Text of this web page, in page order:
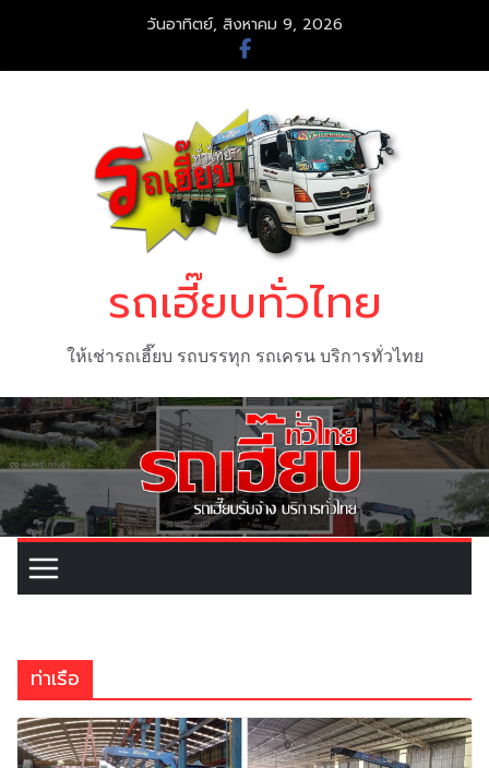
content
วันอาทิตย์, สิงหาคม 9, 2026
รถเฮี๊ยบทั่วไทย
ให้เช่ารถเฮี๊ยบ รถบรรทุก รถเครน บริการทั่วไทย
ท่าเรือ